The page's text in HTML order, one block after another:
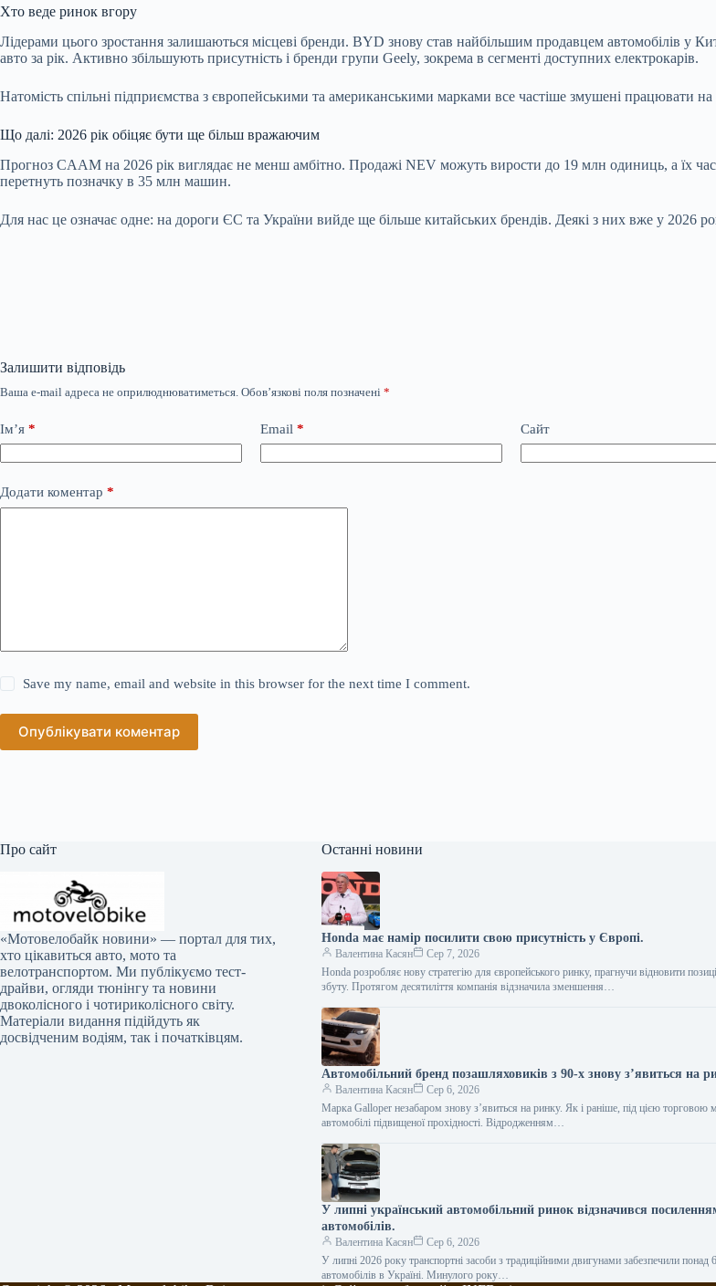
Хто веде ринок вгору
Лідерами цього зростання залишаються місцеві бренди. BYD знову став найбільшим продавцем автомобілів у
авто за рік. Активно збільшують присутність і бренди групи Geely, зокрема в сегменті доступних електрокарів.
Натомість спільні підприємства з європейськими та американськими марками все частіше змушені працювати
Що далі: 2026 рік обіцяє бути ще більш вражаючим
Прогноз CAAM на 2026 рік виглядає не менш амбітно. Продажі NEV можуть вирости до 19 млн одиниць, а їх
перетнуть позначку в 35 млн машин.
Для нас це означає одне: на дороги ЄС та України вийде ще більше китайських брендів. Деякі з них вже у 2026
Залишити відповідь
Ваша e-mail адреса не оприлюднюватиметься. Обов’язкові поля позначені *
Ім’я * Email * Сайт
Додати коментар *
Save my name, email and website in this browser for the next time I comment.
Опублікувати коментар
Про сайт
«Мотовелобайк новини» — портал для тих,
хто цікавиться авто, мото та
велотранспортом. Ми публікуємо тест-
драйви, огляди тюнінгу та новини
двоколісного і чотириколісного світу.
Матеріали видання підійдуть як
досвідченим водіям, так і початківцям.
Останні новини
Honda має намір посилити свою присутність у Європі.
Валентина Касян
Сер 7, 2026
Honda розробляє нову стратегію для європейського ринку, прагнучи відновити
збуту. Протягом десятиліття компанія відзначила зменшення…
Автомобільний бренд позашляховиків з 90-х знову з’явиться на
Валентина Касян
Сер 6, 2026
Марка Galloper незабаром знову з’явиться на ринку. Як і раніше, під цією торговою
автомобілі підвищеної прохідності. Відродженням…
У липні український автомобільний ринок відзначився
автомобілів.
Валентина Касян
Сер 6, 2026
У липні 2026 року транспортні засоби з традиційними двигунами забезпечили понад
автомобілів в Україні. Минулого року…